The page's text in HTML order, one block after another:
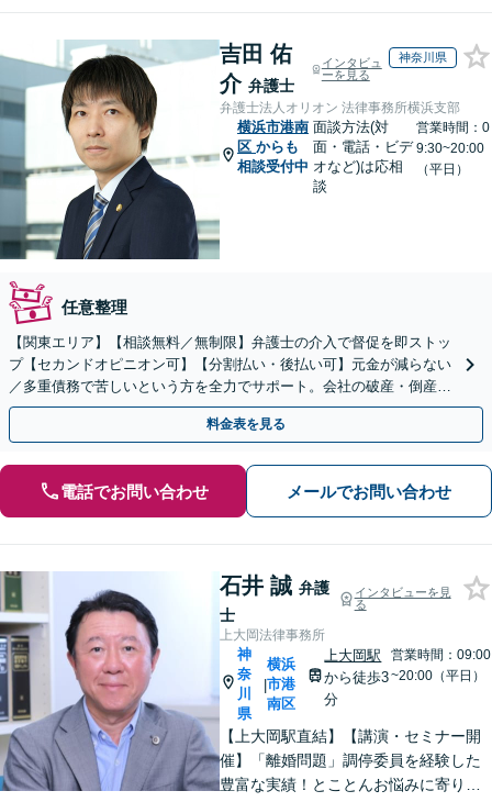
吉田 佑
介 弁護士
インタビュ
ーを見る
神奈川県
弁護士法人オリオン 法律事務所横浜支部
横浜市港南
区 からも
相談受付中
面談方法(対
面・電話・ビデ
オなど)は応相
談
営業時間：0
9:30~20:00
（平日）
任意整理
【関東エリア】【相談無料／無制限】弁護士の介入で督促を即ストッ
プ【セカンドオピニオン可】【分割払い・後払い可】元金が減らない
／多重債務で苦しいという方を全力でサポート。会社の破産・倒産に
も対応。話しやすさを大切にしています。
料金表を見る
電話でお問い合わせ メールでお問い合わせ
石井 誠 弁護
士
インタビューを見
る
上大岡法律事務所
神
奈
川
県
|
横浜
市港
南区
上大岡駅
から徒歩3
分
営業時間：09:00
~20:00（平日）
【上大岡駅直結】【講演・セミナー開
催】「離婚問題」調停委員を経験した
豊富な実績！とことんお悩みに寄り添